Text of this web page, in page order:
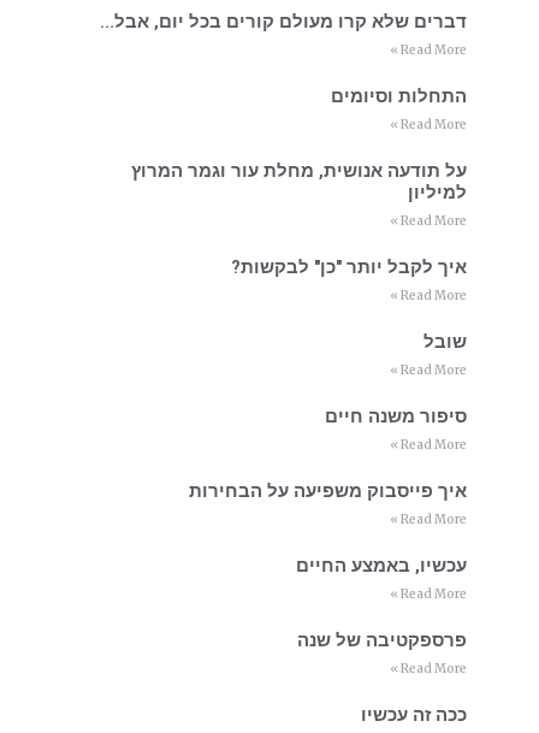
דברים שלא קרו מעולם קורים בכל יום, אבל…
Read More »
התחלות וסיומים
Read More »
על תודעה אנושית, מחלת עור וגמר המרוץ
למיליון
Read More »
איך לקבל יותר "כן" לבקשות?
Read More »
שובל
Read More »
סיפור משנה חיים
Read More »
איך פייסבוק משפיעה על הבחירות
Read More »
עכשיו, באמצע החיים
Read More »
פרספקטיבה של שנה
Read More »
ככה זה עכשיו